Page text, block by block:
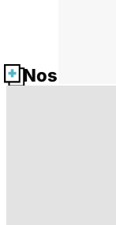
Nos fiches